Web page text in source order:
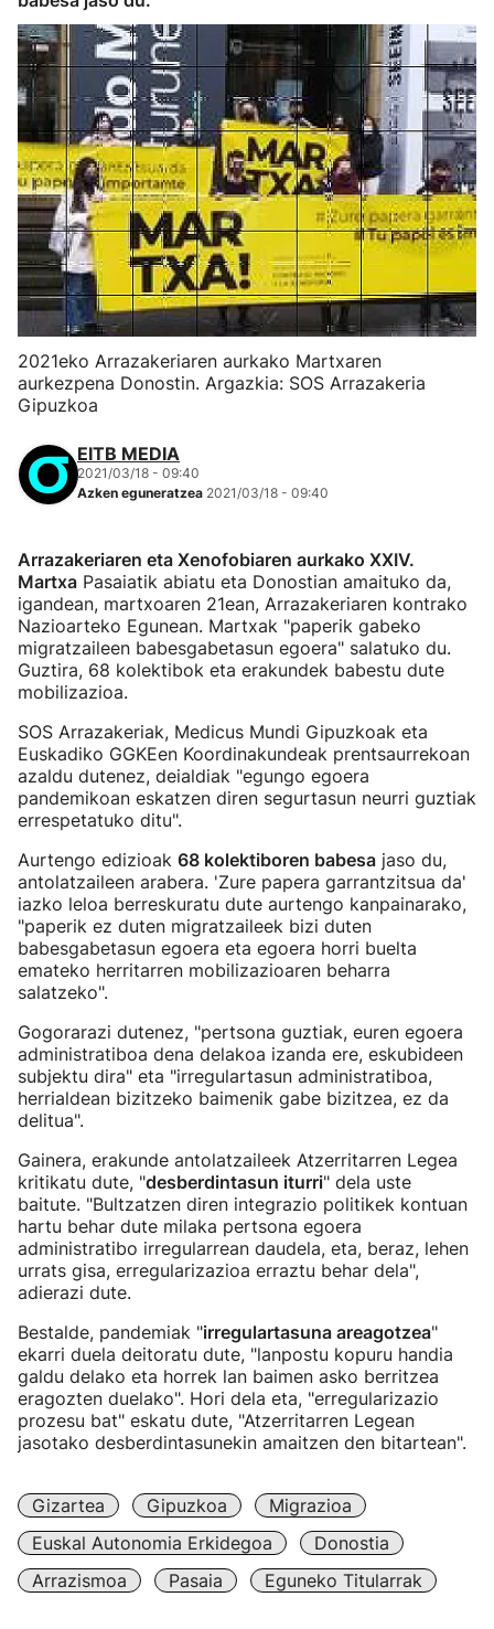
2021eko Arrazakeriaren aurkako Martxaren
aurkezpena Donostin. Argazkia: SOS Arrazakeria
Gipuzkoa
EITB MEDIA
2021/03/18 - 09:40
Azken eguneratzea 2021/03/18 - 09:40
Arrazakeriaren eta Xenofobiaren aurkako XXIV.
Martxa Pasaiatik abiatu eta Donostian amaituko da,
igandean, martxoaren 21ean, Arrazakeriaren kontrako
Nazioarteko Egunean. Martxak "paperik gabeko
migratzaileen babesgabetasun egoera" salatuko du.
Guztira, 68 kolektibok eta erakundek babestu dute
mobilizazioa.
SOS Arrazakeriak, Medicus Mundi Gipuzkoak eta
Euskadiko GGKEen Koordinakundeak prentsaurrekoan
azaldu dutenez, deialdiak "egungo egoera
pandemikoan eskatzen diren segurtasun neurri guztiak
errespetatuko ditu".
Aurtengo edizioak 68 kolektiboren babesa jaso du,
antolatzaileen arabera. 'Zure papera garrantzitsua da'
iazko leloa berreskuratu dute aurtengo kanpainarako,
"paperik ez duten migratzaileek bizi duten
babesgabetasun egoera eta egoera horri buelta
emateko herritarren mobilizazioaren beharra
salatzeko".
Gogorarazi dutenez, "pertsona guztiak, euren egoera
administratiboa dena delakoa izanda ere, eskubideen
subjektu dira" eta "irregulartasun administratiboa,
herrialdean bizitzeko baimenik gabe bizitzea, ez da
delitua".
Gainera, erakunde antolatzaileek Atzerritarren Legea
kritikatu dute, "desberdintasun iturri" dela uste
baitute. "Bultzatzen diren integrazio politikek kontuan
hartu behar dute milaka pertsona egoera
administratibo irregularrean daudela, eta, beraz, lehen
urrats gisa, erregularizazioa erraztu behar dela",
adierazi dute.
Bestalde, pandemiak "irregulartasuna areagotzea"
ekarri duela deitoratu dute, "lanpostu kopuru handia
galdu delako eta horrek lan baimen asko berritzea
eragozten duelako". Hori dela eta, "erregularizazio
prozesu bat" eskatu dute, "Atzerritarren Legean
jasotako desberdintasunekin amaitzen den bitartean".
Gizartea Gipuzkoa
Migrazioa
Euskal Autonomia Erkidegoa
Donostia
Arrazismoa
Pasaia Eguneko Titularrak